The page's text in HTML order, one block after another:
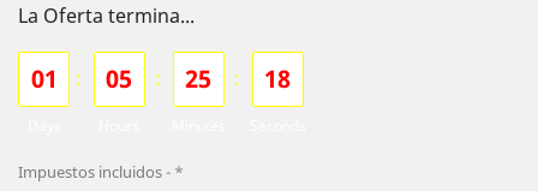
La Oferta termina...
01 : 05 : 25 : 16
Impuestos incluidos *